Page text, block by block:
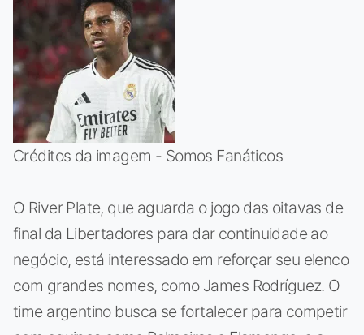
Créditos da imagem - Somos Fanáticos
O River Plate, que aguarda o jogo das oitavas de
final da Libertadores para dar continuidade ao
negócio, está interessado em reforçar seu elenco
com grandes nomes, como James Rodríguez. O
time argentino busca se fortalecer para competir